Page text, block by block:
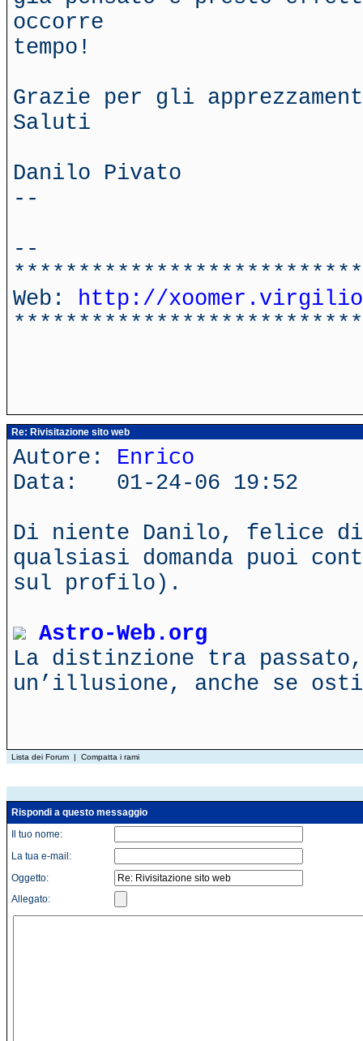
occorre
tempo!
Grazie per gli
Saluti
Danilo Pivato
--
--
Web: http://
Re: Rivisitazione sito web
Autore: Enrico
Data: 01-24-06 19:52
Di niente Danilo, felice
qualsiasi domanda puoi
sul profilo).
Astro-Web.org
La distinzione tra
un’illusione, anche se
Lista dei Forum | Compatta i rami
Rispondi a questo messaggio
Il tuo nome:
La tua e-mail:
Oggetto:
Allegato: